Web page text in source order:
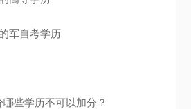
军自考学历
些学历不可以加分？